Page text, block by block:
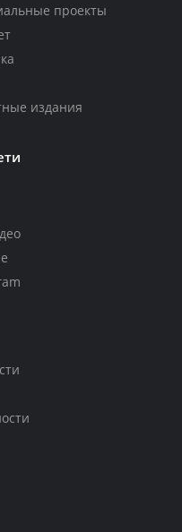
проекты
издания